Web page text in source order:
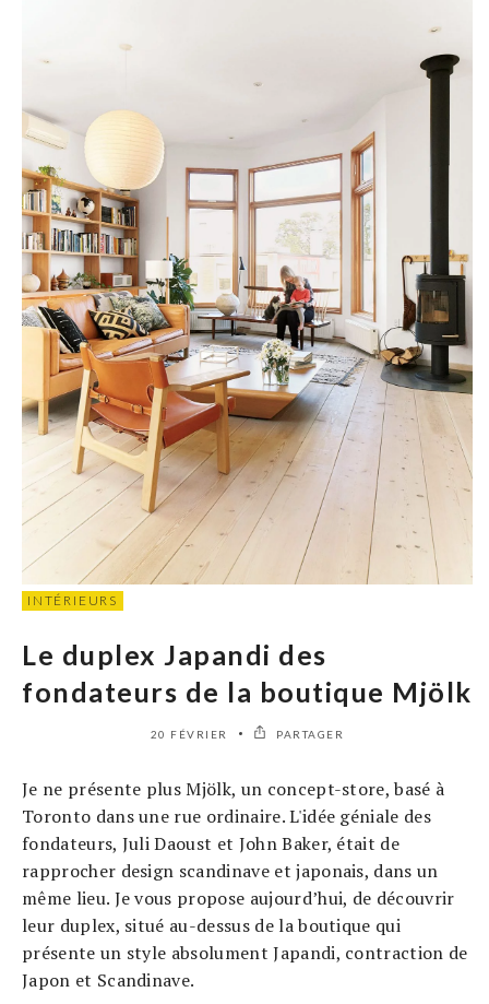
INTÉRIEURS
Le duplex Japandi des
fondateurs de la boutique Mjölk
20 FÉVRIER PARTAGER
Je ne présente plus Mjölk, un concept-store, basé à
Toronto dans une rue ordinaire. L'idée géniale des
fondateurs, Juli Daoust et John Baker, était de
rapprocher design scandinave et japonais, dans un
même lieu. Je vous propose aujourd’hui, de découvrir
leur duplex, situé au-dessus de la boutique qui
présente un style absolument Japandi, contraction de
Japon et Scandinave.